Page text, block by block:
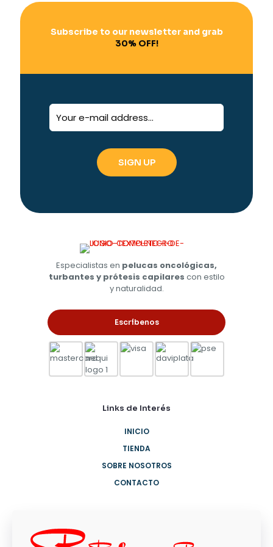
Subscribe to our newsletter and grab
30% OFF!
Especialistas en pelucas oncológicas,
turbantes y prótesis capilares con estilo
y naturalidad.
Escríbenos
Links de Interés
INICIO
TIENDA
SOBRE NOSOTROS
CONTACTO